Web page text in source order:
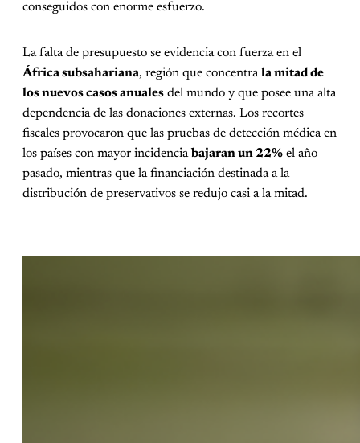
conseguidos con enorme esfuerzo.
La falta de presupuesto se evidencia con fuerza en el
África subsahariana, región que concentrala mitad de
los nuevos casos anuales del mundo y que posee una alta
dependencia de las donaciones externas. Los recortes
fiscales provocaron que las pruebas de detección médica en
los países con mayor incidenciabajaran un 22% el año
pasado, mientras que la financiación destinada a la
distribución de preservativos se redujo casi a la mitad.